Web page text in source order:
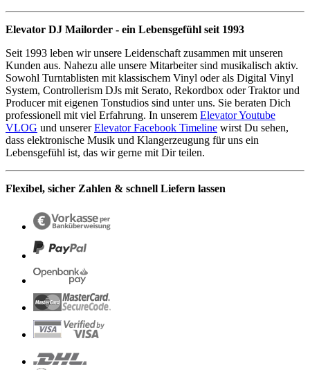
Elevator DJ Mailorder - ein Lebensgefühl seit 1993
Seit 1993 leben wir unsere Leidenschaft zusammen mit unseren
Kunden aus. Nahezu alle unsere Mitarbeiter sind musikalisch aktiv.
Sowohl Turntablisten mit klassischem Vinyl oder als Digital Vinyl
System, Controllerism DJs mit Serato, Rekordbox oder Traktor und
Producer mit eigenen Tonstudios sind unter uns. Sie beraten Dich
professionell mit viel Erfahrung. In unserem Elevator Youtube
VLOG und unsererElevator Facebook Timeline wirst Du sehen,
dass elektronische Musik und Klangerzeugung für uns ein
Lebensgefühl ist, das wir gerne mit Dir teilen.
Flexibel, sicher Zahlen & schnell Liefern lassen